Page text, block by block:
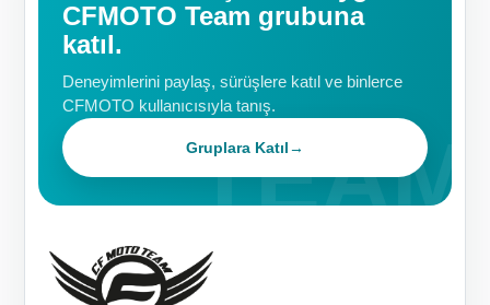
CFMOTO Team grubuna
katıl.
Deneyimlerini paylaş, sürüşlere katıl ve binlerce
CFMOTO kullanıcısıyla tanış.
Gruplara Katıl→